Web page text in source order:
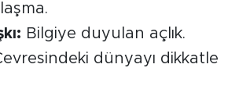
Bilgiye duyulan açlık.
dünyayı dikkatle